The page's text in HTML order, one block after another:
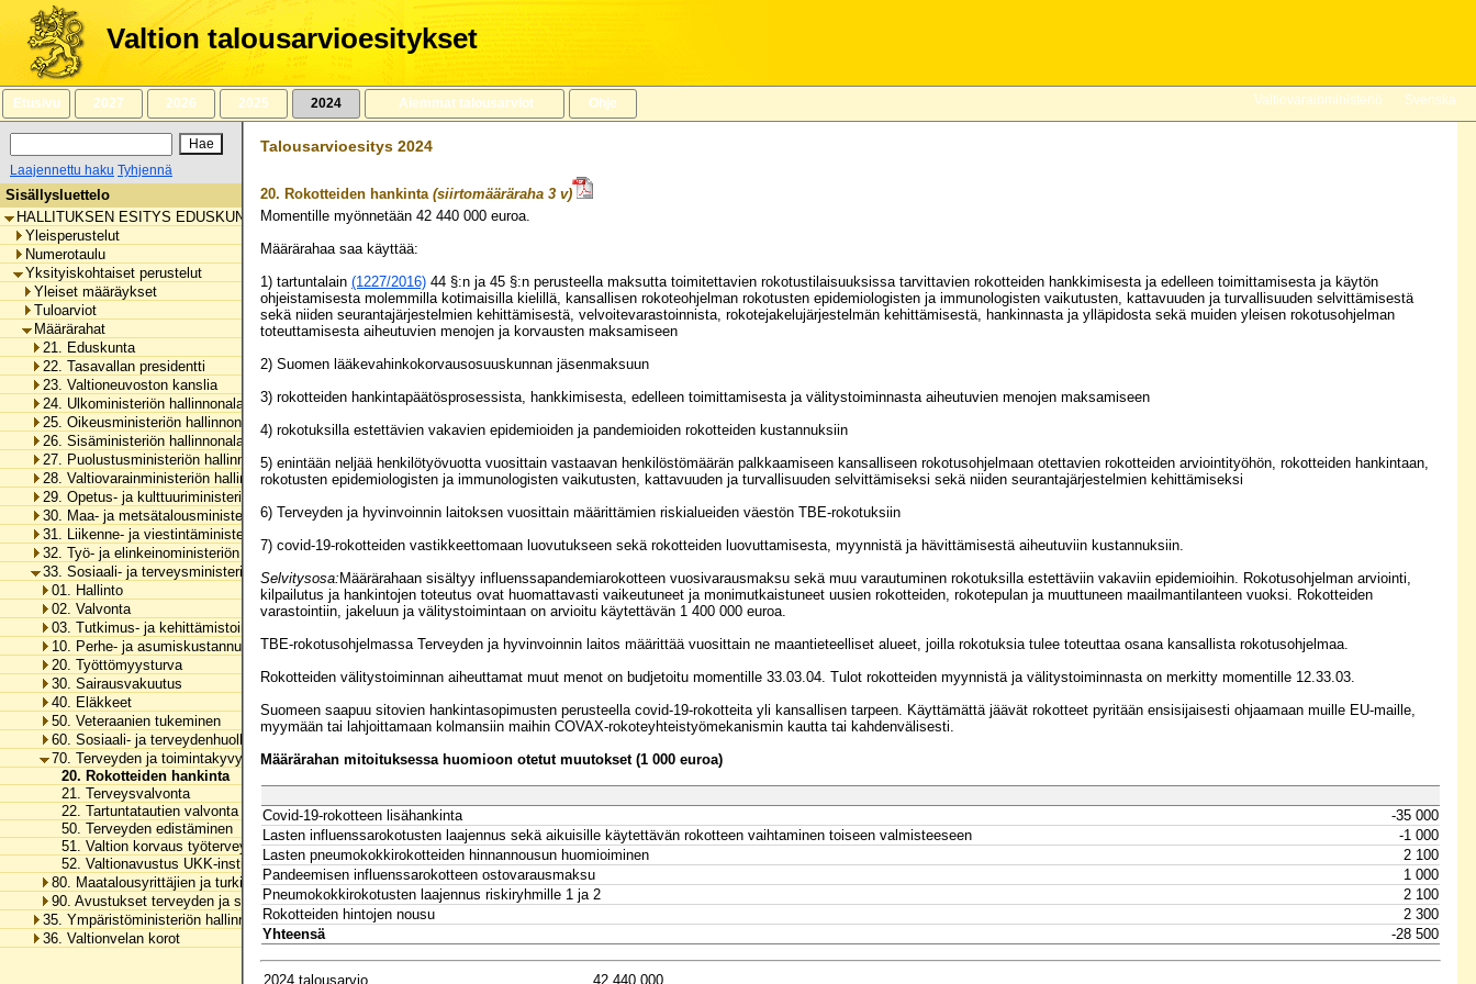
Siirry
sisältöön
Valtion talousarvioesitykset
Etusivu 2027 2026 2025 2024 Aiemmat talousarviot Ohje Valtiovarainministeriö Svenska
Laajennettu haku Tyhjennä
Sisällysluettelo
HALLITUKSEN ESITYS EDUSKUNNALLE VALTION TALOUSARVIOKSI VUODELLE 2024
Yleisperustelut
Numerotaulu
Yksityiskohtaiset perustelut
Yleiset määräykset
Tuloarviot
Määrärahat
21. Eduskunta
22. Tasavallan presidentti
23. Valtioneuvoston kanslia
24. Ulkoministeriön hallinnonala
25. Oikeusministeriön hallinnonala
26. Sisäministeriön hallinnonala
27. Puolustusministeriön hallinnonala
28. Valtiovarainministeriön hallinnonala
29. Opetus- ja kulttuuriministeriön hallinnonala
30. Maa- ja metsätalousministeriön hallinnonala
31. Liikenne- ja viestintäministeriön hallinnonala
32. Työ- ja elinkeinoministeriön hallinnonala
33. Sosiaali- ja terveysministeriön hallinnonala
01. Hallinto
02. Valvonta
03. Tutkimus- ja kehittämistoiminta
10. Perhe- ja asumiskustannusten tasaus, perustoimeentulotuki ja eräät palvelut
20. Työttömyysturva
30. Sairausvakuutus
40. Eläkkeet
50. Veteraanien tukeminen
60. Sosiaali- ja terveydenhuollon tukeminen
70. Terveyden ja toimintakyvyn edistäminen
20. Rokotteiden hankinta
21. Terveysvalvonta
22. Tartuntatautien valvonta
50. Terveyden edistäminen
51. Valtion korvaus työterveyshuollon erikoislääkärikoulutuksesta aiheutuviin kustannuksiin
52. Valtionavustus UKK-instituutin toimintaan
80. Maatalousyrittäjien ja turkistuottajien lomitustoiminta
90. Avustukset terveyden ja sosiaalisen hyvinvoinnin edistämiseen
35. Ympäristöministeriön hallinnonala
36. Valtionvelan korot
Talousarvioesitys 2024
20. Rokotteiden hankinta(siirtomääräraha 3 v)
Momentille myönnetään 42 440 000 euroa.
Määrärahaa saa käyttää:
1) tartuntalain (1227/2016) 44 §:n ja 45 §:n perusteella maksutta toimitettavien rokotustilaisuuksissa tarvittavien rokotteiden hankkimisesta ja edelleen toimittamisesta ja käytön
ohjeistamisesta molemmilla kotimaisilla kielillä, kansallisen rokoteohjelman rokotusten epidemiologisten ja immunologisten vaikutusten, kattavuuden ja turvallisuuden selvittämisestä
sekä niiden seurantajärjestelmien kehittämisestä, velvoitevarastoinnista, rokotejakelujärjestelmän kehittämisestä, hankinnasta ja ylläpidosta sekä muiden yleisen rokotusohjelman
toteuttamisesta aiheutuvien menojen ja korvausten maksamiseen
2) Suomen lääkevahinkokorvausosuuskunnan jäsenmaksuun
3) rokotteiden hankintapäätösprosessista, hankkimisesta, edelleen toimittamisesta ja välitystoiminnasta aiheutuvien menojen maksamiseen
4) rokotuksilla estettävien vakavien epidemioiden ja pandemioiden rokotteiden kustannuksiin
5) enintään neljää henkilötyövuotta vuosittain vastaavan henkilöstömäärän palkkaamiseen kansalliseen rokotusohjelmaan otettavien rokotteiden arviointityöhön, rokotteiden hankintaan,
rokotusten epidemiologisten ja immunologisten vaikutusten, kattavuuden ja turvallisuuden selvittämiseksi sekä niiden seurantajärjestelmien kehittämiseksi
6) Terveyden ja hyvinvoinnin laitoksen vuosittain määrittämien riskialueiden väestön TBE-rokotuksiin
7) covid-19-rokotteiden vastikkeettomaan luovutukseen sekä rokotteiden luovuttamisesta, myynnistä ja hävittämisestä aiheutuviin kustannuksiin.
Selvitysosa: Määrärahaan sisältyy influenssapandemiarokotteen vuosivarausmaksu sekä muu varautuminen rokotuksilla estettäviin vakaviin epidemioihin. Rokotusohjelman arviointi,
kilpailutus ja hankintojen toteutus ovat huomattavasti vaikeutuneet ja monimutkaistuneet uusien rokotteiden, rokotepulan ja muuttuneen maailmantilanteen vuoksi. Rokotteiden
varastointiin, jakeluun ja välitystoimintaan on arvioitu käytettävän 1 400 000 euroa.
TBE-rokotusohjelmassa Terveyden ja hyvinvoinnin laitos määrittää vuosittain ne maantieteelliset alueet, joilla rokotuksia tulee toteuttaa osana kansallista rokotusohjelmaa.
Rokotteiden välitystoiminnan aiheuttamat muut menot on budjetoitu momentille 33.03.04. Tulot rokotteiden myynnistä ja välitystoiminnasta on merkitty momentille 12.33.03.
Suomeen saapuu sitovien hankintasopimusten perusteella covid-19-rokotteita yli kansallisen tarpeen. Käyttämättä jäävät rokotteet pyritään ensisijaisesti ohjaamaan muille EU-maille,
myymään tai lahjoittamaan kolmansiin maihin COVAX-rokoteyhteistyömekanismin kautta tai kahdenvälisesti.
Määrärahan mitoituksessa huomioon otetut muutokset (1 000 euroa)
Covid-19-rokotteen lisähankinta
-35 000
Lasten influenssarokotusten laajennus sekä aikuisille käytettävän rokotteen vaihtaminen toiseen valmisteeseen
-1 000
Lasten pneumokokkirokotteiden hinnannousun huomioiminen
2 100
Pandeemisen influenssarokotteen ostovarausmaksu
1 000
Pneumokokkirokotusten laajennus riskiryhmille 1 ja 2
2 100
Rokotteiden hintojen nousu
2 300
Yhteensä
-28 500
2024 talousarvio 42 440 000